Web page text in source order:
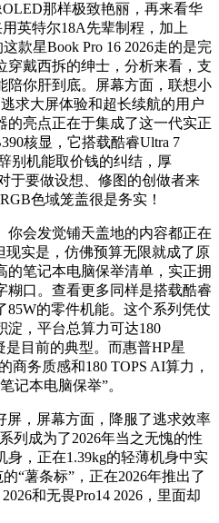
OLED那样极致艳丽，再来看华
英特尔18A先辈制程，加上
款星Book Pro 16 2026走的是完
戴西拆的绅士，分析来看，支
陪你肝到底。屏幕方面，联想小
求大屏体验和超长续航的用户
的亮点正在于集成了这一代实正
核显，它搭载酷睿Ultra 7
别机能取价钱的纠结，厚
于要做设想、修图的创做者来
色域笼盖很是务实！
会发觉铺天盖地的内容都正在
现实是，仿佛预算无限就成了原
的笔记本电脑保举清单，实正拥
糊口。查看更多同样是搭载酷睿
85W的零件机能。这个系列凭仗
淀，平台总算力可达180
是目前的典型。而惠普HP星
商务质感和180 TOPS AI算力，
记本电脑保举”。
，屏幕方面，降服了逃求效率
列成为了2026年当之无愧的性
，正在1.39kg的轻薄机身中实
“薯条标”，正在2026年推出了
和无畏Pro14 2026，里面却